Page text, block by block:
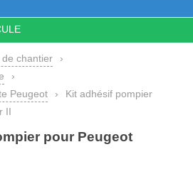
de chantier
›
›
Peugeot
›
Kit adhésif pompier
II
pour Peugeot